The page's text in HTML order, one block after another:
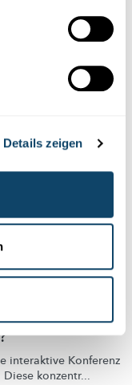
Details zeigen
interaktive Konferenz
konzentr...